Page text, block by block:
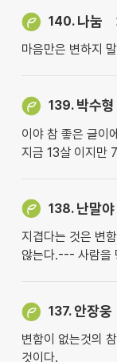
140. 나눔
마음만은 변하지
139. 박수형
이야 참 좋은 글이
지금 13살 이지만
138. 난말야
지겹다는 것은 변
않는다.--- 사람을
137.안장웅
변함이 없는것의
것이다.